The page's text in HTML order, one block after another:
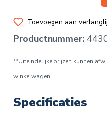
Toevoegen aan
Productnummer:
**Uiteindelijke prijzen kunnen
winkelwagen.
Specificaties